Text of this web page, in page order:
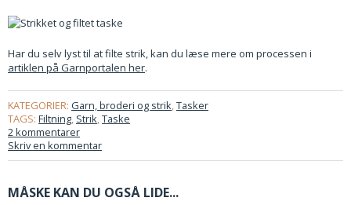
Har du selv lyst til at filte strik, kan du læse mere om processen i
artiklen på Garnportalen her.
KATEGORIER: Garn, broderi og strik,Tasker
TAGS: Filtning, Strik,Taske
2 kommentarer
Skriv en kommentar
MÅSKE KAN DU OGSÅ LIDE...